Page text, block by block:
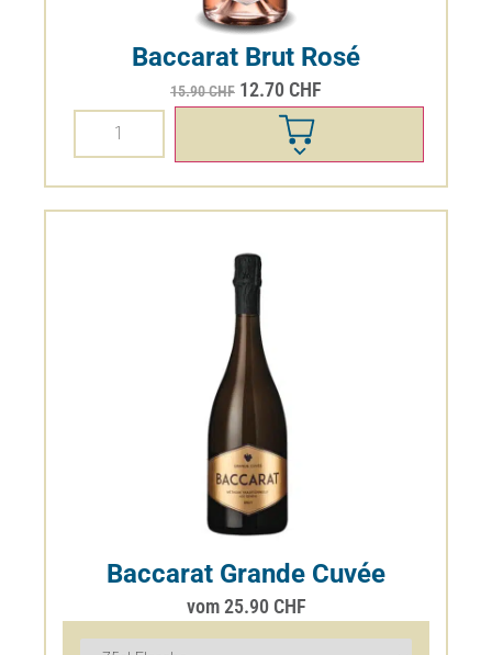
Baccarat Brut Rosé
15.90CHF 12.70 CHF
Bouteille 75cl
Belles Filles Chasselas AOC
Genève